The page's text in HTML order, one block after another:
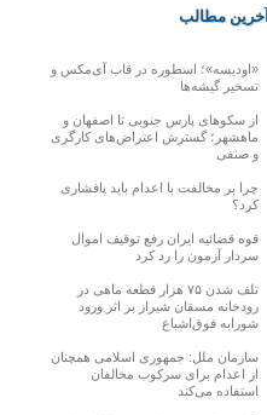
آخرین مطالب
«اودیسه»؛ اسطوره در قاب آی‌مکس و
تسخیر گیشه‌ها
از سکوهای پارس جنوبی تا اصفهان و
ماهشهر؛ گسترش اعتراض‌های کارگری
و صنفی
چرا بر مخالفت با اعدام باید پافشاری
کرد؟
قوه قضائیه ایران رفع توقیف اموال
سردار آزمون را رد کرد
تلف شدن ۷۵ هزار قطعه ماهی در
رودخانه مسقان شیراز بر اثر ورود
شورابه فوق‌اشباع
سازمان ملل: جمهوری اسلامی همچنان
از اعدام برای سرکوب مخالفان
استفاده می‌کند